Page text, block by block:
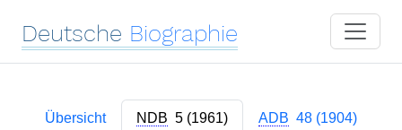
Deutsche Biographie
Übersicht NDB 5 (1961) ADB 48 (1904)